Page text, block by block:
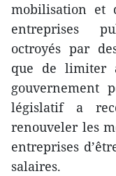
mobilisation et
entreprises
octroyés par
que de limiter
gouvernement
législatif a
renouveler les
entreprises
salaires.